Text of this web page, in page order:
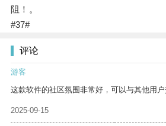
阻！。
#37#
评论
游客
这款软件的社区氛围非常好，可以与其他用户
2025-09-15